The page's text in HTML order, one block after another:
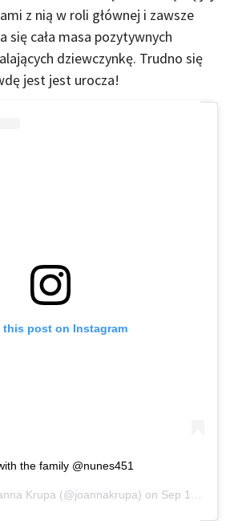
z nią w roli głównej i zawsze
się cała masa pozytywnych
dziewczynkę. Trudno się
jest jest urocza!
this post on Instagram
the family @nunes451
Krupa (@joannakrupa) on Sep 19, 2020 at 1:20pm PDT